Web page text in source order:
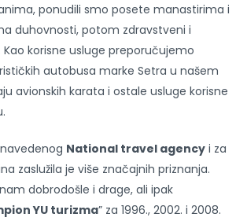
ponudili smo posete manastirima i
duhovnosti, potom zdravstveni i
korisne usluge preporučujemo
autobusa marke Setra u našem
avionskih karata i ostale usluge korisne
National travel agency i za
zaslužila je više značajnih priznanja.
dobrodošle i drage, ali ipak
YU turizma” za 1996., 2002. i 2008.